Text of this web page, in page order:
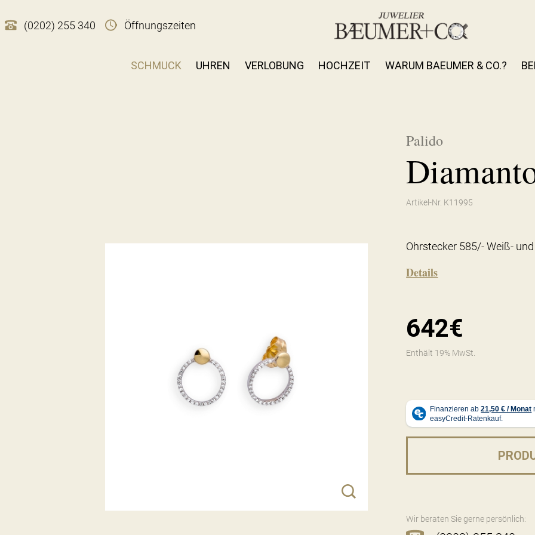
(0202) 255 340 Öffnungszeiten
SCHMUCK UHREN VERLOBUNG HOCHZEIT WARUM BAEUMER & CO.?
Palido
Artikel-Nr. K11995
Ohrstecker 585/- Weiß-
Details
642€
Enthält 19% MwSt.
Wir beraten Sie gerne persönlich: